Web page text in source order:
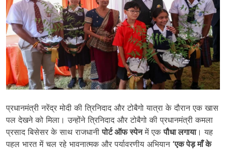
प्रधानमंत्री नरेंद्र मोदी की त्रिनिदाद और टोबैगो यात्रा के दौरान एक खास
पल देखने को मिला। उन्होंने त्रिनिदाद और टोबैगो की प्रधानमंत्री कमला
प्रसाद बिसेसर के साथ राजधानीपोर्ट ऑफ स्पेनमें एकपौधा लगाया। यह
पहल भारत में चल रहे भावनात्मक और पर्यावरणीय अभियान ‘एक पेड़ माँ के